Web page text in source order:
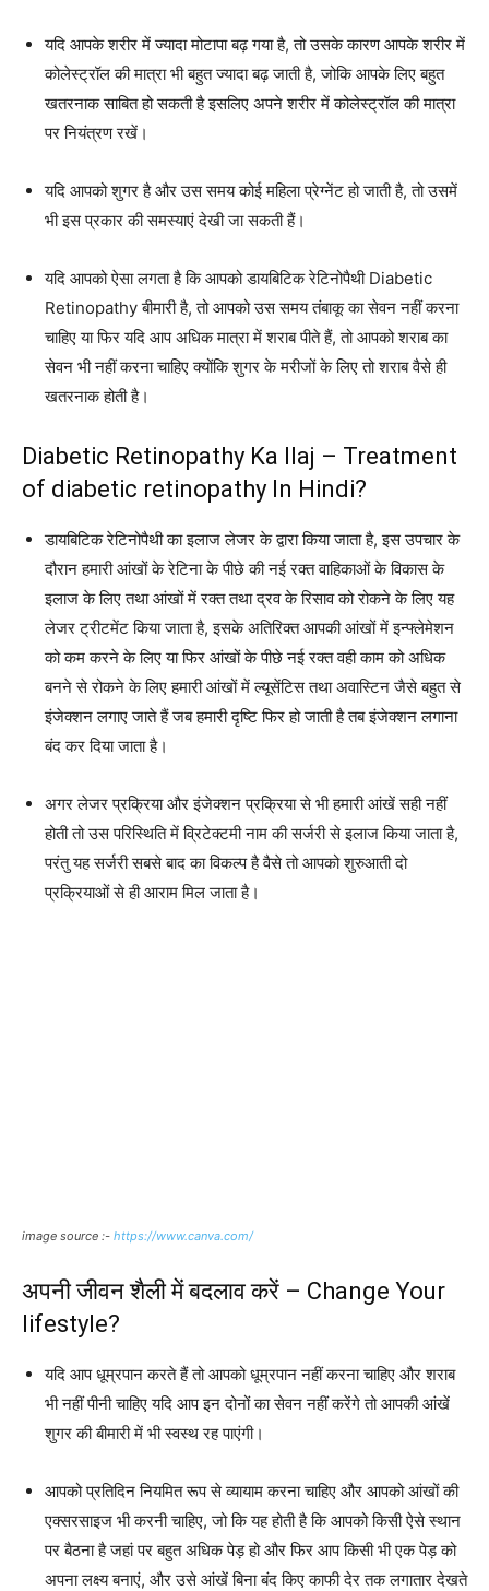
यदि आपके शरीर में ज्यादा मोटापा बढ़ गया है, तो उसके कारण आपके शरीर में
कोलेस्ट्रॉल की मात्रा भी बहुत ज्यादा बढ़ जाती है, जोकि आपके लिए बहुत
खतरनाक साबित हो सकती है इसलिए अपने शरीर में कोलेस्ट्रॉल की मात्रा
पर नियंत्रण रखें।
यदि आपको शुगर है और उस समय कोई महिला प्रेग्नेंट हो जाती है, तो उसमें
भी इस प्रकार की समस्याएं देखी जा सकती हैं।
यदि आपको ऐसा लगता है कि आपको डायबिटिक रेटिनोपैथी Diabetic
Retinopathy बीमारी है, तो आपको उस समय तंबाकू का सेवन नहीं करना
चाहिए या फिर यदि आप अधिक मात्रा में शराब पीते हैं, तो आपको शराब का
सेवन भी नहीं करना चाहिए क्योंकि शुगर के मरीजों के लिए तो शराब वैसे ही
खतरनाक होती है।
Diabetic Retinopathy Ka Ilaj – Treatment
of diabetic retinopathy In Hindi?
डायबिटिक रेटिनोपैथी का इलाज लेजर के द्वारा किया जाता है, इस उपचार के
दौरान हमारी आंखों के रेटिना के पीछे की नई रक्त वाहिकाओं के विकास के
इलाज के लिए तथा आंखों में रक्त तथा द्रव के रिसाव को रोकने के लिए यह
लेजर ट्रीटमेंट किया जाता है, इसके अतिरिक्त आपकी आंखों में इन्फ्लेमेशन
को कम करने के लिए या फिर आंखों के पीछे नई रक्त वही काम को अधिक
बनने से रोकने के लिए हमारी आंखों में ल्यूसेंटिस तथा अवास्टिन जैसे बहुत से
इंजेक्शन लगाए जाते हैं जब हमारी दृष्टि फिर हो जाती है तब इंजेक्शन लगाना
बंद कर दिया जाता है।
अगर लेजर प्रक्रिया और इंजेक्शन प्रक्रिया से भी हमारी आंखें सही नहीं
होती तो उस परिस्थिति में व्रिटेक्टमी नाम की सर्जरी से इलाज किया जाता है,
परंतु यह सर्जरी सबसे बाद का विकल्प है वैसे तो आपको शुरुआती दो
प्रक्रियाओं से ही आराम मिल जाता है।
image source :- https://www.canva.com/
अपनी जीवन शैली में बदलाव करें – Change Your
lifestyle?
यदि आप धूम्रपान करते हैं तो आपको धूम्रपान नहीं करना चाहिए और शराब
भी नहीं पीनी चाहिए यदि आप इन दोनों का सेवन नहीं करेंगे तो आपकी आंखें
शुगर की बीमारी में भी स्वस्थ रह पाएंगी।
आपको प्रतिदिन नियमित रूप से व्यायाम करना चाहिए और आपको आंखों की
एक्सरसाइज भी करनी चाहिए, जो कि यह होती है कि आपको किसी ऐसे स्थान
पर बैठना है जहां पर बहुत अधिक पेड़ हो और फिर आप किसी भी एक पेड़ को
अपना लक्ष्य बनाएं, और उसे आंखें बिना बंद किए काफी देर तक लगातार देखते